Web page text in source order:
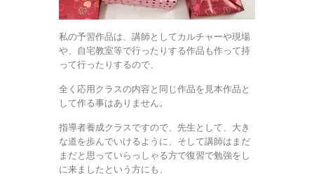
私の予習作品は、講師としてカルチャーや現場
や、自宅教室等で行ったりする作品も作って持
って行ったりするので、
全く応用クラスの内容と同じ作品を見本作品と
して作る事はありません。
指導者養成クラスですので、先生として、大き
な道を歩んでいけるように、そして講師はまだ
まだと思っていらっしゃる方で復習で勉強をし
に来ましたという方にも、